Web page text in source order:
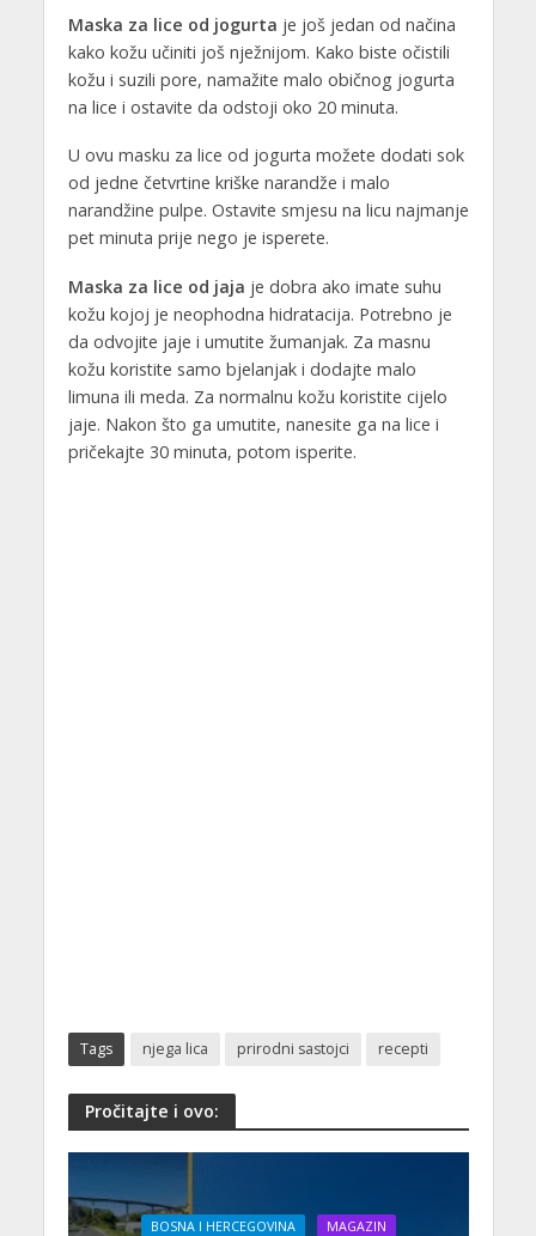
Maska za lice od jogurta je još jedan od načina
kako kožu učiniti još nježnijom. Kako biste očistili
kožu i suzili pore, namažite malo običnog jogurta
na lice i ostavite da odstoji oko 20 minuta.
U ovu masku za lice od jogurta možete dodati sok
od jedne četvrtine kriške narandže i malo
narandžine pulpe. Ostavite smjesu na licu najmanje
pet minuta prije nego je isperete.
Maska za lice od jaja je dobra ako imate suhu
kožu kojoj je neophodna hidratacija. Potrebno je
da odvojite jaje i umutite žumanjak. Za masnu
kožu koristite samo bjelanjak i dodajte malo
limuna ili meda. Za normalnu kožu koristite cijelo
jaje. Nakon što ga umutite, nanesite ga na lice i
pričekajte 30 minuta, potom isperite.
Tags njega lica prirodni sastojci recepti
Pročitajte i ovo:
BOSNA I HERCEGOVINA MAGAZIN